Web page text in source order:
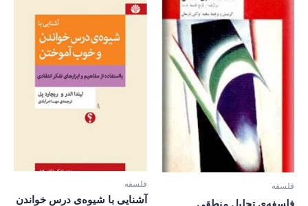
فلسفه
فلسفه‌ی تحلیل منطقی
فلسفه
آشنایی با شیوه‌ی درس خواندن